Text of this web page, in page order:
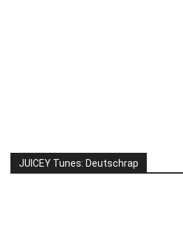
JUICEY Tunes: Deutschrap